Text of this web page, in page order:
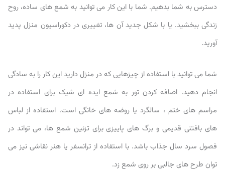
دسترس به شما بدهیم. شما با این کار می توانید به شمع های ساده، روح
زندگی ببخشید. یا با شکل جدید آن ها، تغییری در دکوراسیون منزل پدید
آورید.
شما می توانید با استفاده از چیزهایی که در منزل دارید این کار را به سادگی
انجام دهید. اضافه کردن تور به شمع ایده ای شیک برای استفاده در
مراسم های ختم ، سالگرد یا روضه های خانگی است. استفاده از لباس
های بافتنی قدیمی و برگ های پاییزی برای تزئین شمع ها، می تواند در
فصول سرد سال جذاب باشد. با استفاده از ترانسفر یا هنر نقاشی نیز می
توان طرح های جالبی بر روی شمع زد.